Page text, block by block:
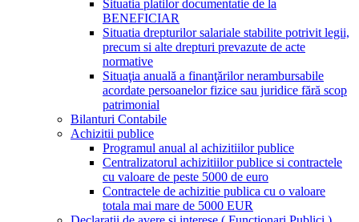
Situatia platilor documentatie de la
BENEFICIAR
Situatia drepturilor salariale stabilite potrivit legii,
precum si alte drepturi prevazute de acte
normative
Situaţia anuală a finanţărilor nerambursabile
acordate persoanelor fizice sau juridice fără scop
patrimonial
Bilanturi Contabile
Achizitii publice
Programul anual al achizitiilor publice
Centralizatorul achizitiilor publice si contractele
cu valoare de peste 5000 de euro
Contractele de achizitie publica cu o valoare
totala mai mare de 5000 EUR